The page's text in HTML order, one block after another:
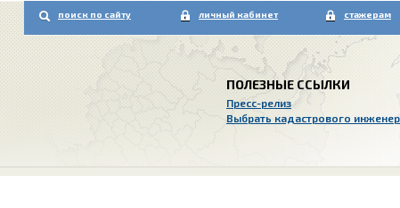
поиск по сайту личный кабинет стажерам
ПОЛЕЗНЫЕ ССЫЛКИ
Пресс-релиз
Выбрать кадастрового